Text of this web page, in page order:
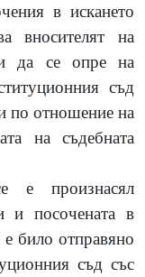
в искането
вносителят на
да се опре на
съд
по отношение на
на съдебната
е произнасял
и посочената в
е било отправяно
съд със